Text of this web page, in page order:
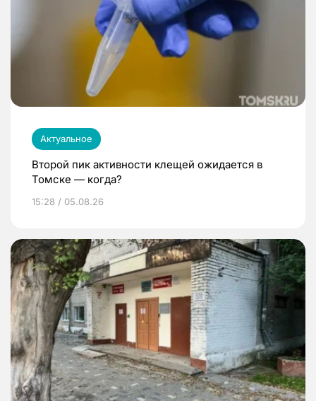
Актуальное
Второй пик активности клещей ожидается в
Томске — когда?
15:28 / 05.08.26